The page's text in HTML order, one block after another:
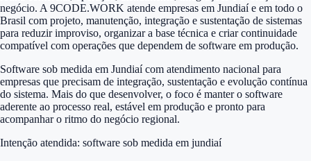
negócio. A 9CODE.WORK atende empresas em Jundiaí e em todo o
Brasil com projeto, manutenção, integração e sustentação de sistemas
para reduzir improviso, organizar a base técnica e criar continuidade
compatível com operações que dependem de software em produção.
Software sob medida em Jundiaí com atendimento nacional para
empresas que precisam de integração, sustentação e evolução contínua
do sistema. Mais do que desenvolver, o foco é manter o software
aderente ao processo real, estável em produção e pronto para
acompanhar o ritmo do negócio regional.
Intenção atendida: software sob medida em jundiaí